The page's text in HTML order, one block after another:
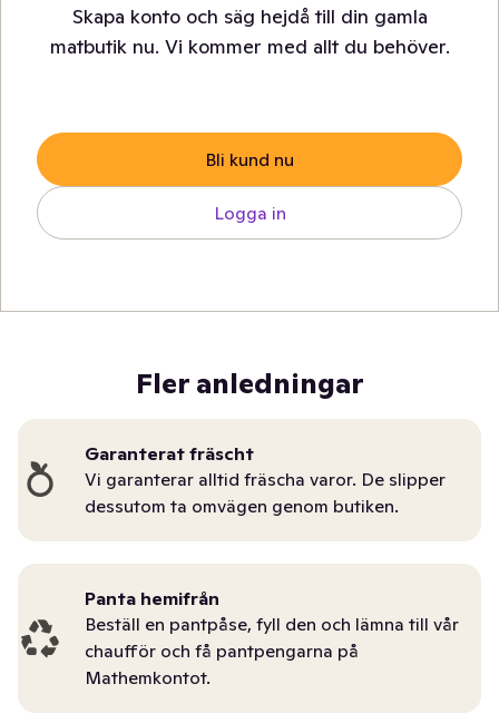
Skapa konto och säg hejdå till din gamla
matbutik nu. Vi kommer med allt du behöver.
Bli kund nu
Logga in
Fler anledningar
Garanterat fräscht
Vi garanterar alltid fräscha varor. De slipper
dessutom ta omvägen genom butiken.
Panta hemifrån
Beställ en pantpåse, fyll den och lämna till vår
chaufför och få pantpengarna på
Mathemkontot.